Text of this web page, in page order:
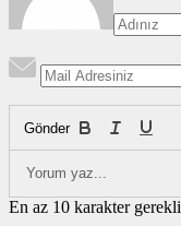
Gönder
En az 10 karakter gerekli